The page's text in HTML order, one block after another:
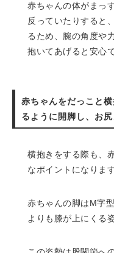
赤ちゃんの体がまっ
反っていたりすると
るため、腕の角度や
抱いてあげると安心で
赤ちゃんをだっこと
るように開脚し、お
横抱きをする際も、
なポイントになります
赤ちゃんの脚はM字
よりも膝が上にくる